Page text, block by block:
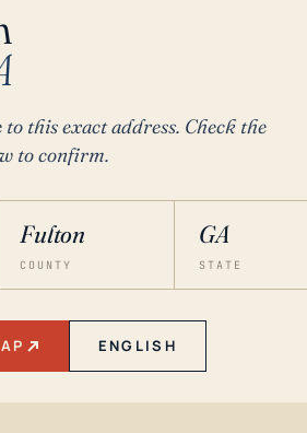
this exact address. Check the
to confirm.
Fulton
COUNTY
GA
STATE
ENGLISH